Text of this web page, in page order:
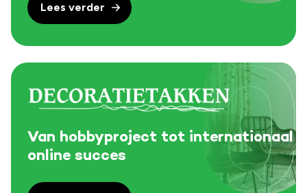
Lees verder
Van hobbyproject tot internationaal
online succes